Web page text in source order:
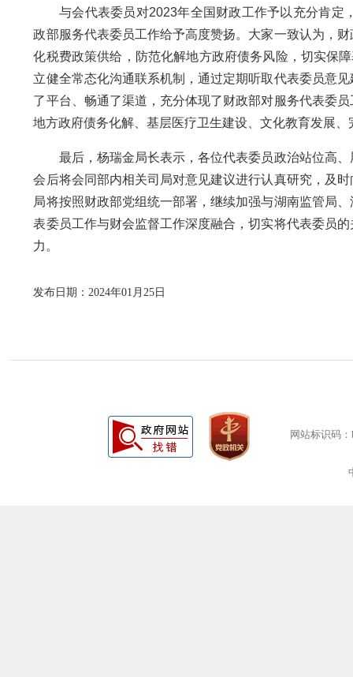
与会代表委员对2023年全国财政工作予以充分肯定
政部服务代表委员工作给予高度赞扬。大家一致认为，
化税费政策供给，防范化解地方政府债务风险，切实保
立健全常态化沟通联系机制，通过定期听取代表委员意
了平台、畅通了渠道，充分体现了财政部对服务代表委
地方政府债务化解、基层医疗卫生建设、文化教育发展
最后，杨瑞金局长表示，各位代表委员政治站位高、
会后将会同部内相关司局对意见建议进行认真研究，及
局将按照财政部党组统一部署，继续加强与湖南监管局
表委员工作与财会监督工作深度融合，切实将代表委员
力。
发布日期：2024年01月25日
网站标识码